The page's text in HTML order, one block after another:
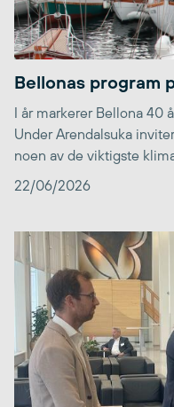
Bellonas program
I år markerer Bellona 40
Under Arendalsuka
noen av de viktigste
22/06/2026